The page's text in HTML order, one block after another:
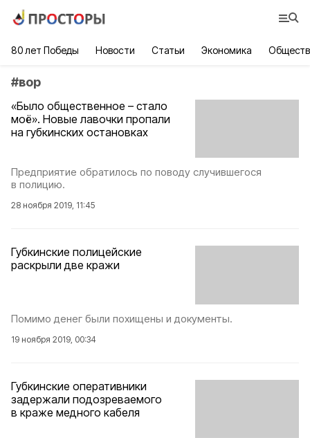
80 лет Победы Новости Статьи Экономика
#вор
«Было общественное – стало
моё». Новые лавочки пропали
на губкинских остановках
Предприятие обратилось по поводу случившегося
в полицию.
28 ноября 2019, 11:45
Губкинские полицейские
раскрыли две кражи
Помимо денег были похищены и документы.
19 ноября 2019, 00:34
Губкинские оперативники
задержали подозреваемого
в краже медного кабеля